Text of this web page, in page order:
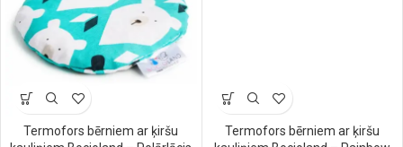
Termofors bērniem ar ķiršu
Termofors bērniem ar ķiršu